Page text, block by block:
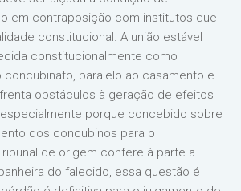
em contraposição com institutos que
constitucional. A união estável
constitucionalmente como
concubinato, paralelo ao casamento e
obstáculos à geração de efeitos
porque concebido sobre
dos concubinos para o
de origem confere à parte a
do falecido, essa questão é